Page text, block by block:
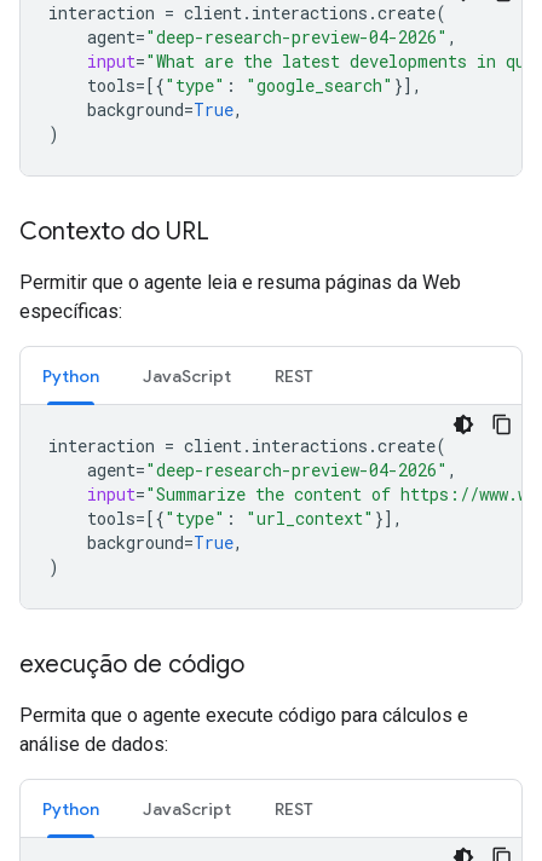
interaction = client. interactions .create(
agent="deep-research-preview-04-2026" ,
input="What are the latest developments in
tools=[{"type" : "google_search" }],
background=True,
)
Contexto do URL
Permitir que o agente leia e resuma páginas da Web
específicas:
Python JavaScript REST
interaction = client. interactions .create(
agent="deep-research-preview-04-2026" ,
input="Summarize the content of https://
tools=[{"type" : "url_context" }],
background=True,
)
execução de código
Permita que o agente execute código para cálculos e
análise de dados:
Python JavaScript REST